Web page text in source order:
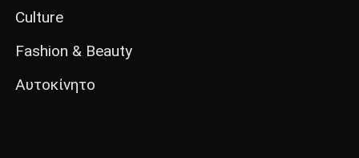
Culture
Fashion & Beauty
Αυτοκίνητο